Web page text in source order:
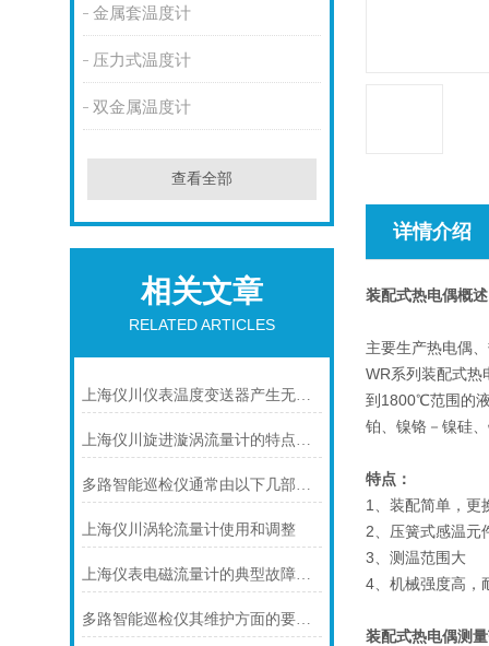
金属套温度计
压力式温度计
双金属温度计
查看全部
相关文章
RELATED ARTICLES
上海仪川仪表温度变送器产生无输出的原因及解决方法
上海仪川旋进漩涡流量计的特点介绍
多路智能巡检仪通常由以下几部分组成
上海仪川涡轮流量计使用和调整
上海仪表电磁流量计的典型故障诊断及处理方法
多路智能巡检仪其维护方面的要点是什么？
详情介绍
装配式热电偶概述
主要生产热电偶
WR系列装配式热
到1800℃范围的
铂、镍铬－镍硅
特点：
1、装配简单，更
2、压簧式感温元
3、测温范围大
4、机械强度高，
装配式热电偶测